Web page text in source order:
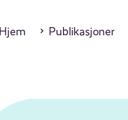
Hjem Publikasjoner